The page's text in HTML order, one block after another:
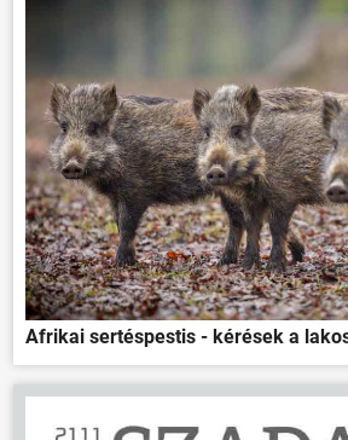
Afrikai sertéspestis - kérések a